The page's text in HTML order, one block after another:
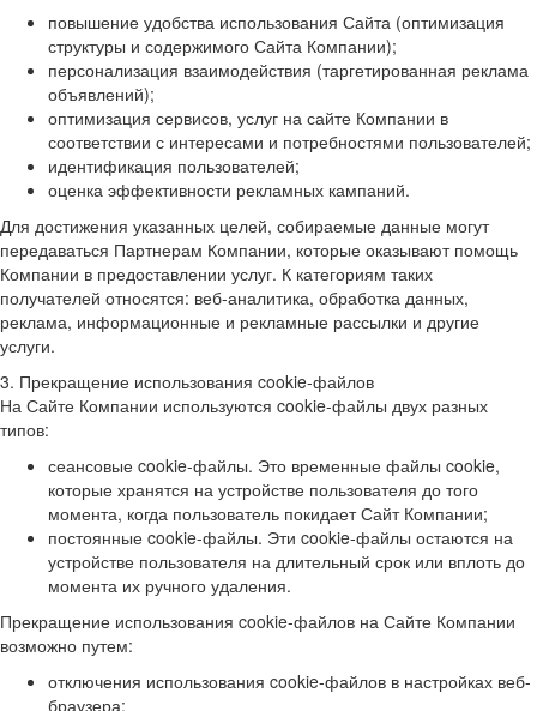
повышение удобства использования Сайта (оптимизация
структуры и содержимого Сайта Компании);
персонализация взаимодействия (таргетированная реклама
объявлений);
оптимизация сервисов, услуг на сайте Компании в
соответствии с интересами и потребностями пользователей;
идентификация пользователей;
оценка эффективности рекламных кампаний.
Для достижения указанных целей, собираемые данные могут
передаваться Партнерам Компании, которые оказывают помощь
Компании в предоставлении услуг. К категориям таких
получателей относятся: веб-аналитика, обработка данных,
реклама, информационные и рекламные рассылки и другие
услуги.
3. Прекращение использования cookie-файлов
На Сайте Компании используются cookie-файлы двух разных
типов:
сеансовые cookie-файлы. Это временные файлы cookie,
которые хранятся на устройстве пользователя до того
момента, когда пользователь покидает Сайт Компании;
постоянные cookie-файлы. Эти cookie-файлы остаются на
устройстве пользователя на длительный срок или вплоть до
момента их ручного удаления.
Прекращение использования cookie-файлов на Сайте Компании
возможно путем:
отключения использования cookie-файлов в настройках веб-
браузера;